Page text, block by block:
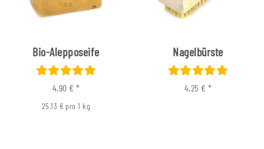
Bio-Alepposeife
4,90 € *
25,13 € pro 1 kg
Nagelbürste
4,25 € *